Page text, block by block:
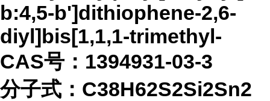
b:4,5-b']dithiophene-2,6-
diyl]bis[1,1,1-trimethyl-
CAS号：1394931-03-3
分子式： C38H62S2Si2Sn2